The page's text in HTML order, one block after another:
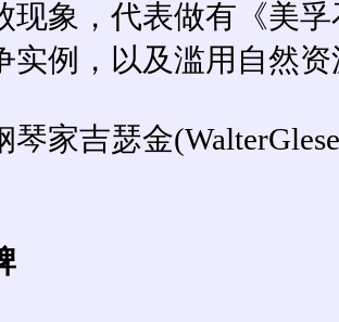
现象，代表做有《美
实例，以及滥用自然
吉瑟金